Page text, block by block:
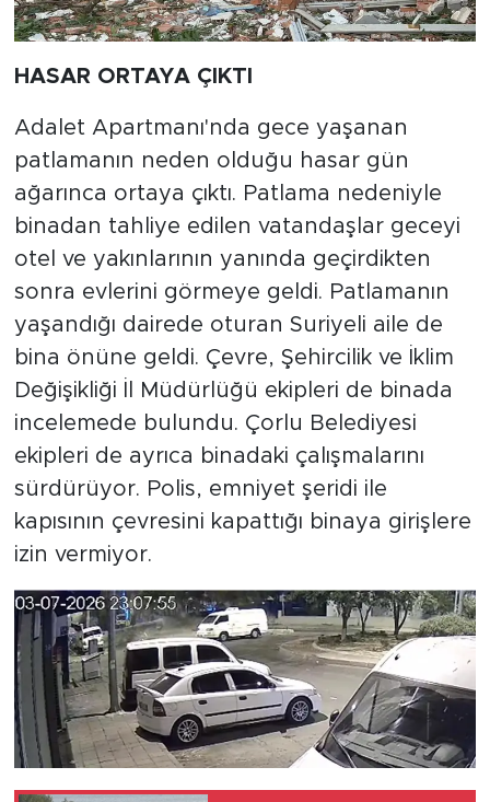
HASAR ORTAYA ÇIKTI
Adalet Apartmanı'nda gece yaşanan
patlamanın neden olduğu hasar gün
ağarınca ortaya çıktı. Patlama nedeniyle
binadan tahliye edilen vatandaşlar geceyi
otel ve yakınlarının yanında geçirdikten
sonra evlerini görmeye geldi. Patlamanın
yaşandığı dairede oturan Suriyeli aile de
bina önüne geldi. Çevre, Şehircilik ve İklim
Değişikliği İl Müdürlüğü ekipleri de binada
incelemede bulundu. Çorlu Belediyesi
ekipleri de ayrıca binadaki çalışmalarını
sürdürüyor. Polis, emniyet şeridi ile
kapısının çevresini kapattığı binaya girişlere
izin vermiyor.